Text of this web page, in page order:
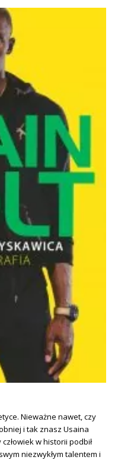
Nieważne nawet, czy
i tak znasz Usaina
w historii podbił
niezwykłym talentem i